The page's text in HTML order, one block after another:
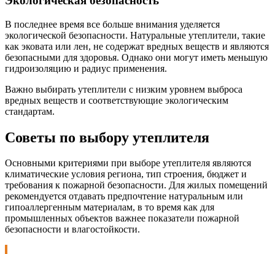
В последнее время все больше внимания уделяется
экологической безопасности. Натуральные утеплители, такие
как эковата или лен, не содержат вредных веществ и являются
безопасными для здоровья. Однако они могут иметь меньшую
гидроизоляцию и радиус применения.
Важно выбирать утеплители с низким уровнем выброса
вредных веществ и соответствующие экологическим
стандартам.
Советы по выбору утеплителя
Основными критериями при выборе утеплителя являются
климатические условия региона, тип строения, бюджет и
требования к пожарной безопасности. Для жилых помещений
рекомендуется отдавать предпочтение натуральным или
гипоаллергенным материалам, в то время как для
промышленных объектов важнее показатели пожарной
безопасности и влагостойкости.